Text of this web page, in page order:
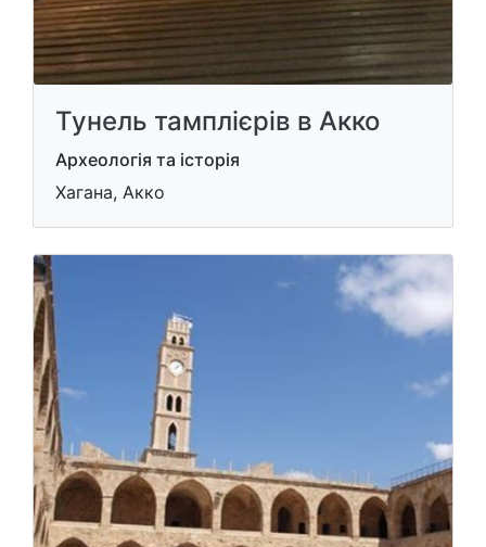
Тунель тамплієрів в Акко
Археологія та історія
Хагана, Акко